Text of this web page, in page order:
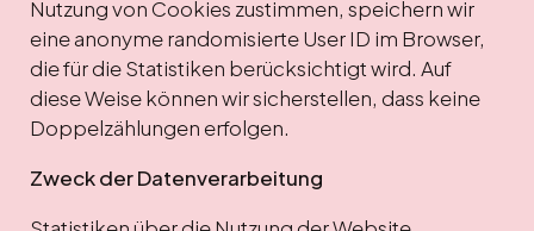
Nutzung von Cookies zustimmen, speichern wir
eine anonyme randomisierte User ID im Browser,
die für die Statistiken berücksichtigt wird. Auf
diese Weise können wir sicherstellen, dass keine
Doppelzählungen erfolgen.
Zweck der Datenverarbeitung